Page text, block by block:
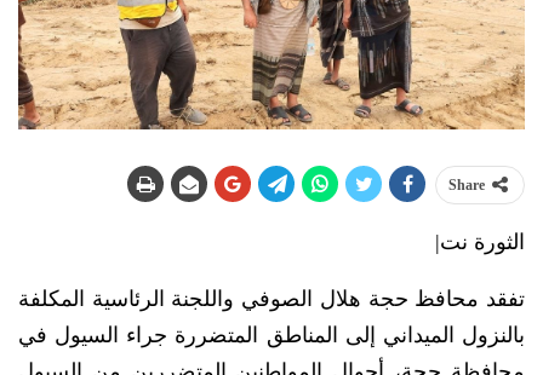
Share
الثورة نت|
تفقد محافظ حجة هلال الصوفي واللجنة الرئاسية المكلفة
بالنزول الميداني إلى المناطق المتضررة جراء السيول في